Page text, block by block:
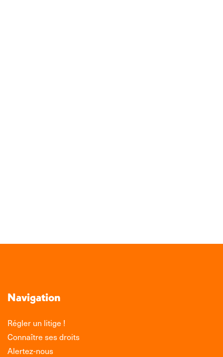
Navigation
Régler un litige !
Connaître ses droits
Alertez-nous